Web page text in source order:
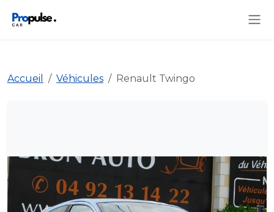
Accueil Véhicules Renault Twingo